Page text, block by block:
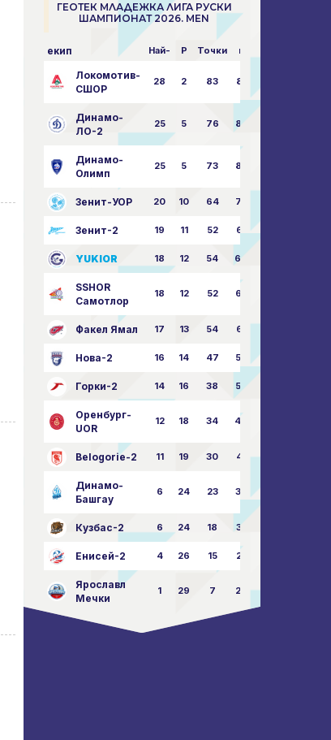
ГЕОТЕК МЛАДЕЖКА ЛИГА РУСКИ
ШАМПИОНАТ 2026. MEN
екип Най- P Точки пара
Локомотив-
СШОР
28 2 83 85:14
Динамо-
ЛО-2
25 5 76 82:30
Динамо-
Олимп
25 5 73 80:32
Зенит-УОР 20 10 64 74:43
Зенит-2 19 11 52 68:51
YUKIOR 18 12 54 64:46
SSHOR
Самотлор
18 12 52 64:50
Факел Ямал 17 13 54 65:52
Нова-2 16 14 47 58:57
Горки-2 14 16 38 50:63
Оренбург-
UOR
12 18 34 49:67
Belogorie-2 11 19 30 44:71
Динамо-
Башгау
6 24 23 36:75
Кузбас-2 6 24 18 35:82
Енисей-2 4 26 15 25:82
Ярославл
Мечки
1 29 7 23:87